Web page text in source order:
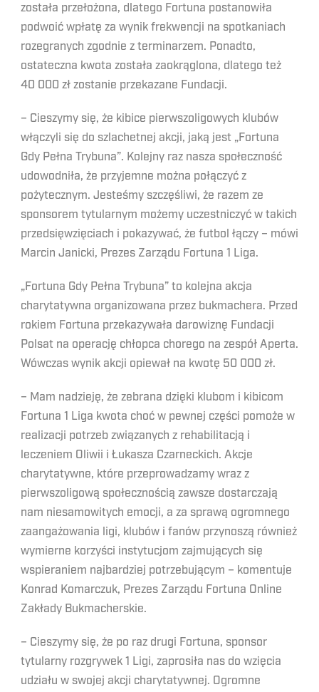
została przełożona, dlatego Fortuna postanowiła
podwoić wpłatę za wynik frekwencji na spotkaniach
rozegranych zgodnie z terminarzem. Ponadto,
ostateczna kwota została zaokrąglona, dlatego też
40 000 zł zostanie przekazane Fundacji.
– Cieszymy się, że kibice pierwszoligowych klubów
włączyli się do szlachetnej akcji, jaką jest „Fortuna
Gdy Pełna Trybuna”. Kolejny raz nasza społeczność
udowodniła, że przyjemne można połączyć z
pożytecznym. Jesteśmy szczęśliwi, że razem ze
sponsorem tytularnym możemy uczestniczyć w takich
przedsięwzięciach i pokazywać, że futbol łączy – mówi
Marcin Janicki, Prezes Zarządu Fortuna 1 Liga.
„Fortuna Gdy Pełna Trybuna” to kolejna akcja
charytatywna organizowana przez bukmachera. Przed
rokiem Fortuna przekazywała darowiznę Fundacji
Polsat na operację chłopca chorego na zespół Aperta.
Wówczas wynik akcji opiewał na kwotę 50 000 zł.
– Mam nadzieję, że zebrana dzięki klubom i kibicom
Fortuna 1 Liga kwota choć w pewnej części pomoże w
realizacji potrzeb związanych z rehabilitacją i
leczeniem Oliwii i Łukasza Czarneckich. Akcje
charytatywne, które przeprowadzamy wraz z
pierwszoligową społecznością zawsze dostarczają
nam niesamowitych emocji, a za sprawą ogromnego
zaangażowania ligi, klubów i fanów przynoszą również
wymierne korzyści instytucjom zajmujących się
wspieraniem najbardziej potrzebującym – komentuje
Konrad Komarczuk, Prezes Zarządu Fortuna Online
Zakłady Bukmacherskie.
– Cieszymy się, że po raz drugi Fortuna, sponsor
tytularny rozgrywek 1 Ligi, zaprosiła nas do wzięcia
udziału w swojej akcji charytatywnej. Ogromne